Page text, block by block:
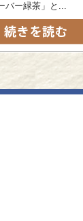
バー緑茶」と...